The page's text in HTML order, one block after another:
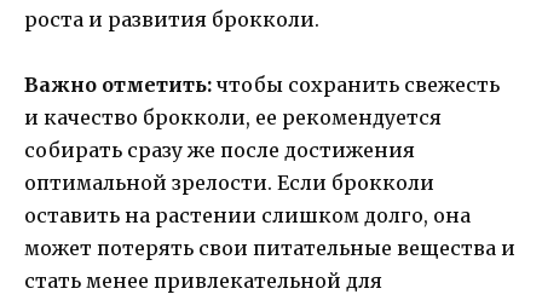
роста и развития брокколи.
Важно отметить: чтобы сохранить свежесть
и качество брокколи, ее рекомендуется
собирать сразу же после достижения
оптимальной зрелости. Если брокколи
оставить на растении слишком долго, она
может потерять свои питательные вещества и
стать менее привлекательной для